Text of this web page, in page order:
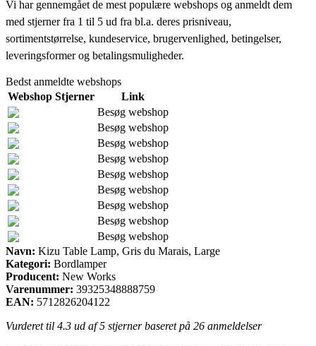
Vi har gennemgået de mest populære webshops og anmeldt dem
med stjerner fra 1 til 5 ud fra bl.a. deres prisniveau,
sortimentstørrelse, kundeservice, brugervenlighed, betingelser,
leveringsformer og betalingsmuligheder.
Bedst anmeldte webshops
Webshop Stjerner
Link
Besøg webshop
Besøg webshop
Besøg webshop
Besøg webshop
Besøg webshop
Besøg webshop
Besøg webshop
Besøg webshop
Besøg webshop
Navn: Kizu Table Lamp, Gris du Marais, Large
Kategori: Bordlamper
Producent: New Works
Varenummer: 39325348888759
EAN: 5712826204122
Vurderet til 4.3 ud af 5 stjerner baseret på 26 anmeldelser